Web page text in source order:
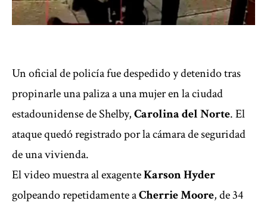
Un oficial de policía fue despedido y detenidotras
propinarle una paliza a una mujer en la ciudad
estadounidense de Shelby,Carolina del Norte. El
ataque quedó registrado por la cámara de seguridad
de una vivienda.
El video muestra al exagenteKarson Hyder
golpeando repetidamente aCherrie Moore, de 34